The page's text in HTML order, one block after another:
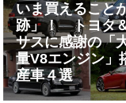
いま買えること
跡」！ トヨタ
サスに感謝の「
量V8エンジン」
産車４選